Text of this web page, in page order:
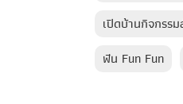
เปิดบ้านกิจกรร
ฟัน Fun Fun